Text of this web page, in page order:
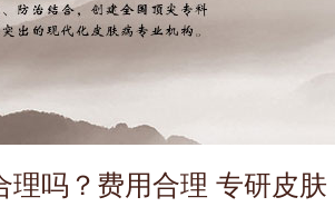
吗？费用合理 专研皮肤